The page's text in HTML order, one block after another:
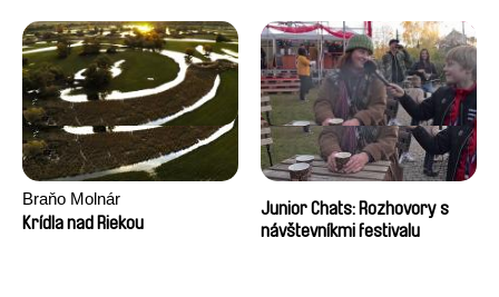
Braňo Molnár
Krídla nad Riekou
Junior Chats: Rozhovory s
návštevníkmi festivalu